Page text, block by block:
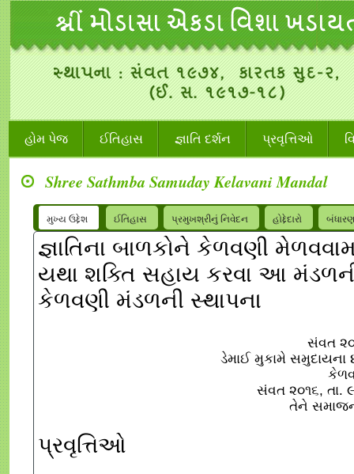
હોમ પેજ ઈતિહાસ જ્ઞાતિ દર્શન પ્રવૃત્તિઓ
Shree Sathmba Samuday Kelavani Mandal
મુખ્ય ઉદ્દેશ ઈતિહાસ પ્રમુખશ્રીનું નિવેદન હોદ્દેદારો બંધારણ
જ્ઞાતિના બાળકોને કેળવણી
યથા શક્તિ સહાય કરવા આ
કેળવણી મંડળની સ્થાપના
સંવત
ડેમાઈ મુકામે સમુદાયના
સંવત ૨૦૧૬, તા.
તેને
પ્રવૃત્તિઓ